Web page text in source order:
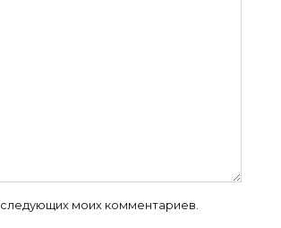
моих комментариев.